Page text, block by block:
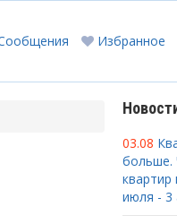
Избранное
03.08
больше.
квартир
июля - 3